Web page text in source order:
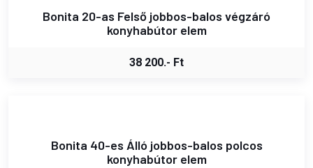
Bonita 20-as Felső jobbos-balos végzáró
konyhabútor elem
38 200.- Ft
Bonita 40-es Álló jobbos-balos polcos
konyhabútor elem